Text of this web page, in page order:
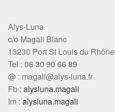
Alys-Luna
c/o Magali Blanc
13230 Port St Louis du Rhône
Tel : 06 30 90 66 89
@ : magali@alys-luna.fr
Fb : alysluna.magali
Im : alysluna.magali